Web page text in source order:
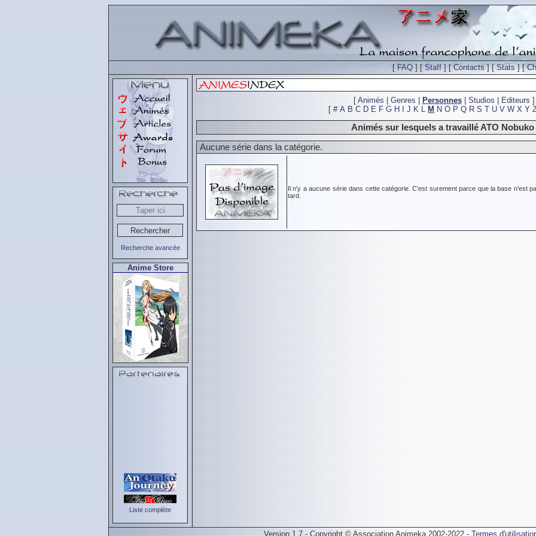
[FAQ ] [Staff ] [Contacts] [Stats] [
Recherche avancée
Anime Store
Liste complète
[ Animés Genres Personnes| Studios Editeurs ]
[ # A B C D E F G H J K L M N O P Q R S T U V W X Y
Animés sur lesquels a travaillé ATO Nobuko
Aucune série dans la catégorie.
Il n'y a aucune série dans cette catégorie. C'est surement parce que la base n'est
tard.
Version 1.7 - Copyright © Association Animeka 2002-2022 - Termes